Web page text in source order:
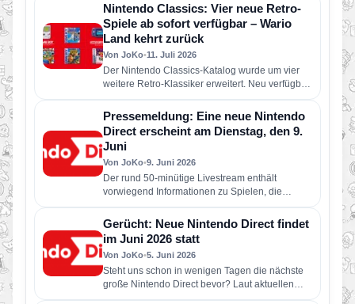
Nintendo Classics: Vier neue Retro-
Spiele ab sofort verfügbar – Wario
Land kehrt zurück
Von JoKo•11. Juli 2026
Der Nintendo Classics-Katalog wurde um vier
weitere Retro-Klassiker erweitert. Neu verfügbar
sind die folgenden Spiele: Wario Land: Super…
Pressemeldung: Eine neue Nintendo
Direct erscheint am Dienstag, den 9.
Juni
Von JoKo•9. Juni 2026
Der rund 50-minütige Livestream enthält
vorwiegend Informationen zu Spielen, die
dieses Jahr für Nintendo Switch 2 und Nintendo
Switch erscheinen…
Gerücht: Neue Nintendo Direct findet
im Juni 2026 statt
Von JoKo•5. Juni 2026
Steht uns schon in wenigen Tagen die nächste
große Nintendo Direct bevor? Laut aktuellen
Berichten soll Nintendo bereits…